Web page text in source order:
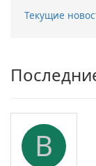
Текущие
B